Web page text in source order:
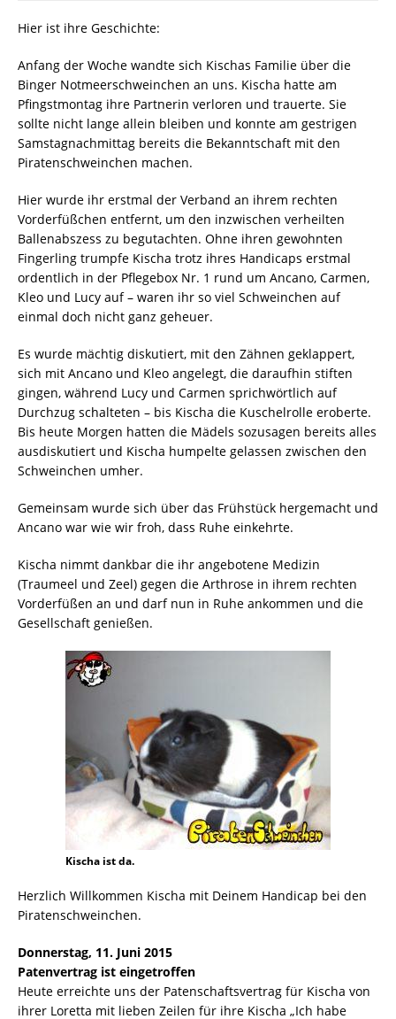
Hier ist ihre Geschichte:
Anfang der Woche wandte sich Kischas Familie über die
Binger Notmeerschweinchen an uns. Kischa hatte am
Pfingstmontag ihre Partnerin verloren und trauerte. Sie
sollte nicht lange allein bleiben und konnte am gestrigen
Samstagnachmittag bereits die Bekanntschaft mit den
Piratenschweinchen machen.
Hier wurde ihr erstmal der Verband an ihrem rechten
Vorderfüßchen entfernt, um den inzwischen verheilten
Ballenabszess zu begutachten. Ohne ihren gewohnten
Fingerling trumpfe Kischa trotz ihres Handicaps erstmal
ordentlich in der Pflegebox Nr. 1 rund um Ancano, Carmen,
Kleo und Lucy auf – waren ihr so viel Schweinchen auf
einmal doch nicht ganz geheuer.
Es wurde mächtig diskutiert, mit den Zähnen geklappert,
sich mit Ancano und Kleo angelegt, die daraufhin stiften
gingen, während Lucy und Carmen sprichwörtlich auf
Durchzug schalteten – bis Kischa die Kuschelrolle eroberte.
Bis heute Morgen hatten die Mädels sozusagen bereits alles
ausdiskutiert und Kischa humpelte gelassen zwischen den
Schweinchen umher.
Gemeinsam wurde sich über das Frühstück hergemacht und
Ancano war wie wir froh, dass Ruhe einkehrte.
Kischa nimmt dankbar die ihr angebotene Medizin
(Traumeel und Zeel) gegen die Arthrose in ihrem rechten
Vorderfüßen an und darf nun in Ruhe ankommen und die
Gesellschaft genießen.
Kischa ist da.
Herzlich Willkommen Kischa mit Deinem Handicap bei den
Piratenschweinchen.
Donnerstag, 11. Juni 2015
Patenvertrag ist eingetroffen
Heute erreichte uns der Patenschaftsvertrag für Kischa von
ihrer Loretta mit lieben Zeilen für ihre Kischa „Ich habe